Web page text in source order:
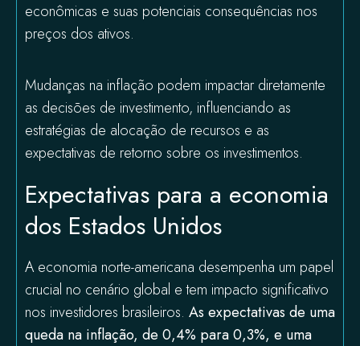
econômicas e suas potenciais consequências nos
preços dos ativos.
Mudanças na inflação podem impactar diretamente
as decisões de investimento, influenciando as
estratégias de alocação de recursos e as
expectativas de retorno sobre os investimentos.
Expectativas para a economia
dos Estados Unidos
A economia norte-americana desempenha um papel
crucial no cenário global e tem impacto significativo
nos investidores brasileiros. As expectativas de uma
queda na inflação, de 0,4% para 0,3%, e uma